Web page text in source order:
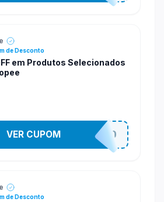
de Desconto
em Produtos Selecionados
VNOXVHJFD
VER CUPOM
de Desconto